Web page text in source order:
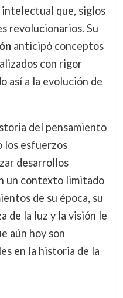
que, siglos
revolucionarios. Su
anticipó conceptos
con rigor
así a la evolución de
del pensamiento
los esfuerzos
desarrollos
un contexto limitado
de su época, su
de la luz y la visión le
aún hoy son
en la historia de la